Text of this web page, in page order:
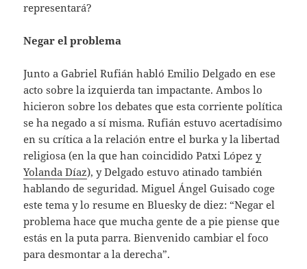
representará?
Negar el problema
Junto a Gabriel Rufián habló Emilio Delgado en ese
acto sobre la izquierda tan impactante. Ambos lo
hicieron sobre los debates que esta corriente política
se ha negado a sí misma. Rufián estuvo acertadísimo
en su crítica a la relación entre el burka y la libertad
religiosa (en la que han coincidido Patxi Lópezy
Yolanda Díaz), y Delgado estuvo atinado también
hablando de seguridad. Miguel Ángel Guisado coge
este tema y lo resume en Bluesky de diez: “Negar el
problema hace que mucha gente de a pie piense que
estás en la puta parra. Bienvenido cambiar el foco
para desmontar a la derecha”.